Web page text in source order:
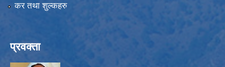
कर तथा शुल्कहरु
प्रवक्ता